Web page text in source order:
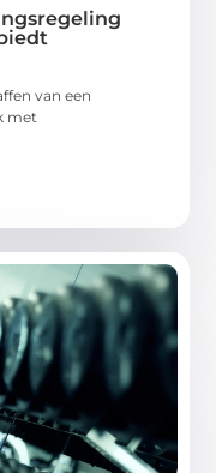
van een
met